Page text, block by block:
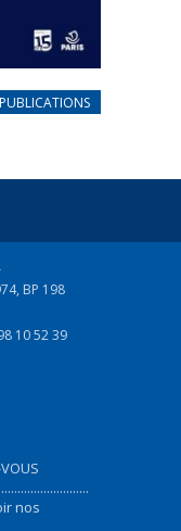
réfugiés
BP 198
10 52 39
nos